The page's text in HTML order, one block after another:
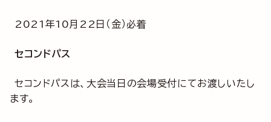
2021年10月22日（金）必着
セコンドパス
セコンドパスは、大会当日の会場受付にてお渡しいたし
ます。